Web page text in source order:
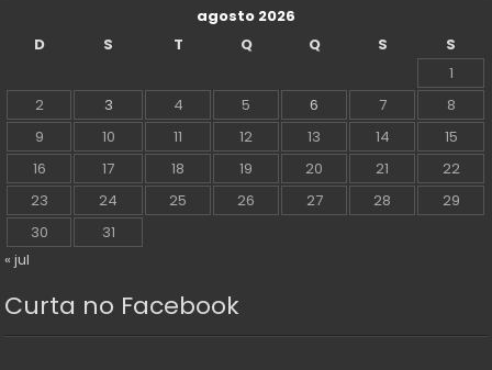
agosto 2026
D
S T Q Q S
S
1
2
3 4 5 6 7
8
9
10 11 12 13 14
15
16
17 18 19 20 21
22
23
24 25 26 27 28
29
30
31
« jul
Curta no Facebook